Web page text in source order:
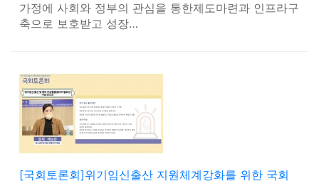
가정에 사회와 정부의 관심을 통한제도마련과 인프라구
축으로 보호받고 성장…
[국회토론회]위기임신출산 지원체계강화를 위한 국회